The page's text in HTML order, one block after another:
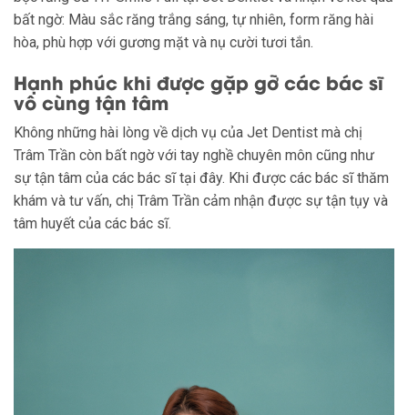
bất ngờ: Màu sắc răng trắng sáng, tự nhiên, form răng hài
hòa, phù hợp với gương mặt và nụ cười tươi tắn.
Hạnh phúc khi được gặp gỡ các bác sĩ
vô cùng tận tâm
Không những hài lòng về dịch vụ của Jet Dentist mà chị
Trâm Trần còn bất ngờ với tay nghề chuyên môn cũng như
sự tận tâm của các bác sĩ tại đây. Khi được các bác sĩ thăm
khám và tư vấn, chị Trâm Trần cảm nhận được sự tận tụy và
tâm huyết của các bác sĩ.